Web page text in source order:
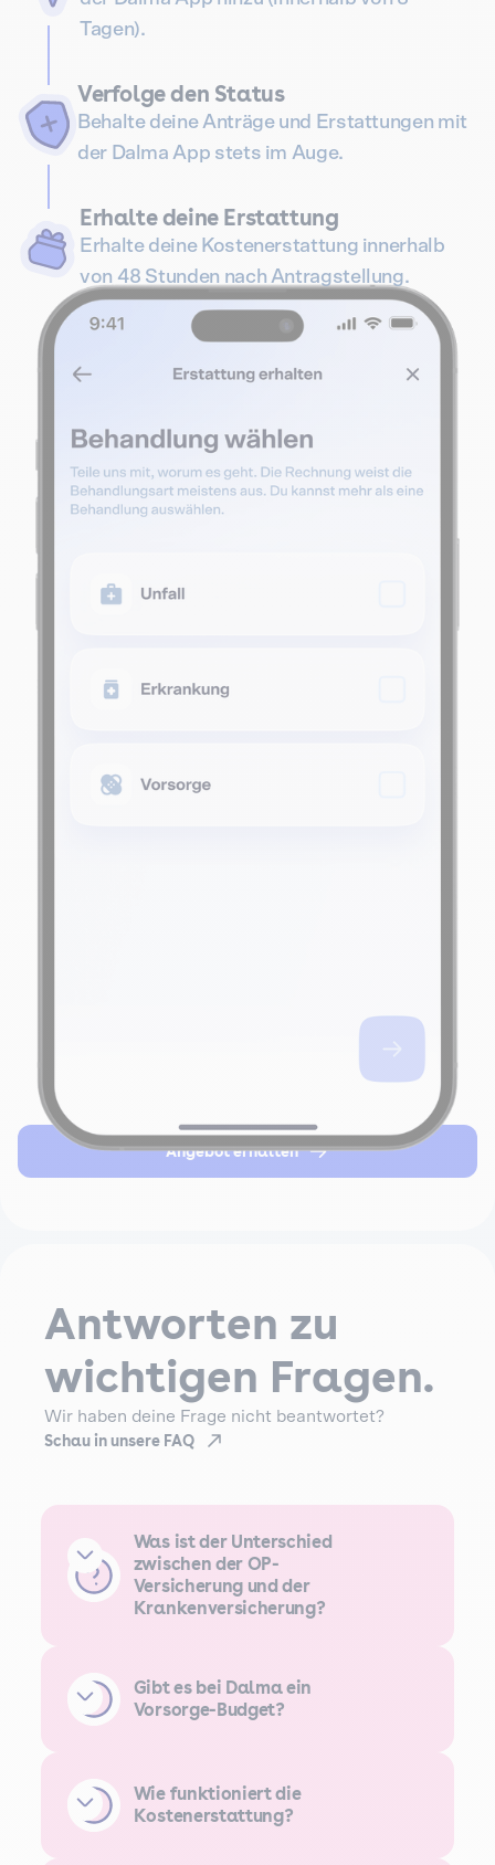
Angebot erhalten
Tagen).
Verfolge den Status
Behalte deine Anträge und Erstattungen mit
der Dalma App stets im Auge.
Erhalte deine Erstattung
Erhalte deine Kostenerstattung innerhalb
von 48 Stunden nach Antragstellung.
Antworten zu
wichtigen Fragen.
Wir haben deine Frage nicht beantwortet?
Schau in unsere FAQ
Was ist der Unterschied
zwischen der OP-
Versicherung und der
Krankenversicherung?
Gibt es bei Dalma ein
Vorsorge-Budget?
Wie funktioniert die
Kostenerstattung?